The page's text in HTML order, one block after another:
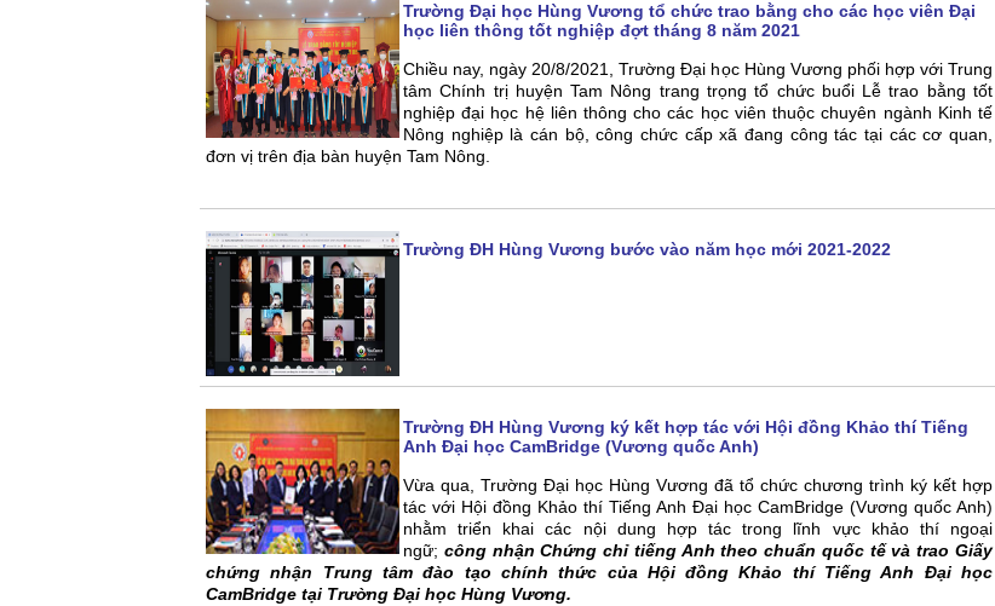
Trường Đại học Hùng Vương tổ chức trao bằng cho các học viên Đại
học liên thông tốt nghiệp đợt tháng 8 năm 2021
Chiều nay, ngày 20/8/2021, Trường Đại học Hùng Vương phối hợp với Trung
tâm Chính trị huyện Tam Nông trang trọng tổ chức buổi Lễ trao bằng tốt
nghiệp đại học hệ liên thông cho các học viên thuộc chuyên ngành Kinh tế
Nông nghiệp là cán bộ, công chức cấp xã đang công tác tại các cơ quan,
đơn vị trên địa bàn huyện Tam Nông.
Trường ĐH Hùng Vương bước vào năm học mới 2021-2022
Trường ĐH Hùng Vương ký kết hợp tác với Hội đồng Khảo thí Tiếng
Anh Đại học CamBridge (Vương quốc Anh)
Vừa qua, Trường Đại học Hùng Vương đã tổ chức chương trình ký kết hợp
tác với Hội đồng Khảo thí Tiếng Anh Đại học CamBridge (Vương quốc Anh)
nhằm triển khai các nội dung hợp tác trong lĩnh vực khảo thí ngoại
ngữ; công nhận Chứng chỉ tiếng Anh theo chuẩn quốc tế và trao Giấy
chứng nhận Trung tâm đào tạo chính thức của Hội đồng Khảo thí Tiếng Anh Đại học
CamBridge tại Trường Đại học Hùng Vương.